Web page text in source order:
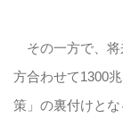
その一方で、将
方合わせて1300
策」の裏付けと